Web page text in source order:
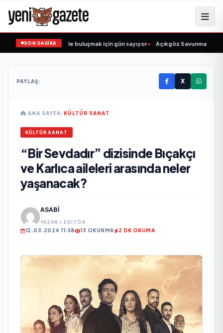
SON DAKİKA
Şarkıcısı” seyircisiyle buluşmak için gün sayıyor• Açıkgöz Savunma Sanayi
PAYLAŞ: X
ANA SAYFA/KÜLTÜR SANAT
KÜLTÜR SANAT
“Bir Sevdadır” dizisinde Bıçakçı
ve Karlıca aileleri arasında neler
yaşanacak?
ASABI
YAZAR / EDITÖR
12.03.2024 11:58 13 OKUNMA 2 DK OKUMA